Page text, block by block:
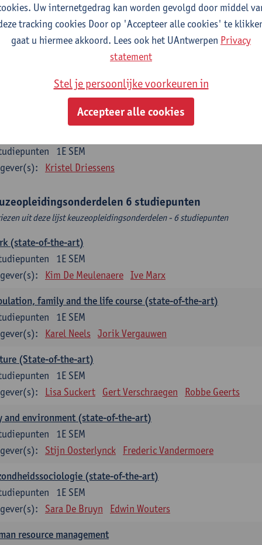
diversiteit en transnationaal sociaal werk
2E SEM
studiepunten
Sociale Impactevaluatie
2E SEM
Leen Sebrechts
1E SEM
Kristel Driessens
6 studiepunten
uit deze lijst keuzeopleidingsonderdelen - 6 studiepunten
(state-of-the-art)
1E SEM
Kim De Meulenaere Ive Marx
family and the life course (state-of-the-art)
1E SEM
Karel Neels Jorik Vergauwen
(State-of-the-art)
1E SEM
Lisa Suckert Gert Verschraegen Robbe Geerts
and environment (state-of-the-art)
1E SEM
Stijn Oosterlynck Frederic Vandermoere
(state-of-the-art)
1E SEM
Sara De Bruyn Edwin Wouters
resource management
Uw internetgedrag kan worden gevolgd door middel
tracking cookies Door op 'Accepteer alle cookies' te
gaat u hiermee akkoord. Lees ook het UAntwerpen Privacy
statement
Stel je persoonlijke voorkeuren in
Accepteer alle cookies